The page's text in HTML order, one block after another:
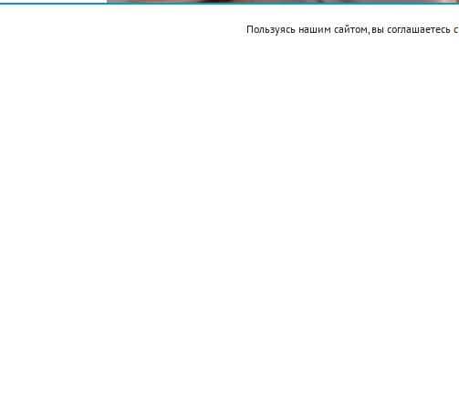
Пользуясь нашим сайтом, вы соглашаетесь с